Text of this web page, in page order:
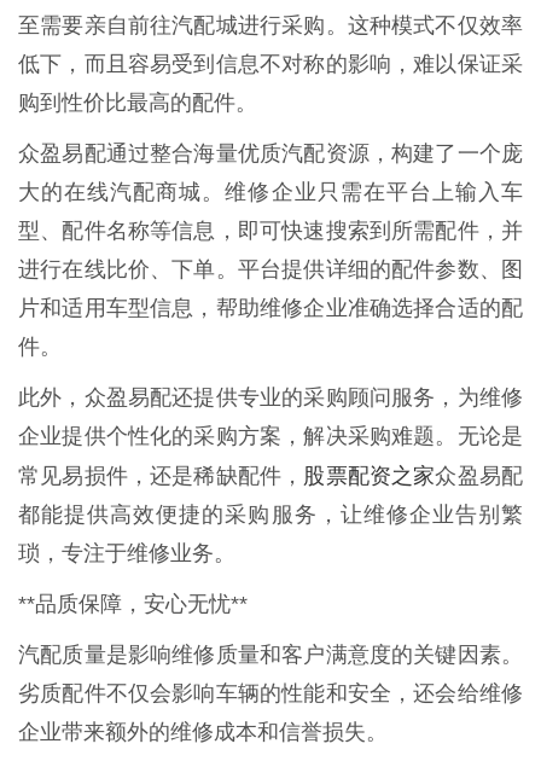
至需要亲自前往汽配城进行采购。这种模式不仅效率
低下，而且容易受到信息不对称的影响，难以保证采
购到性价比最高的配件。
众盈易配通过整合海量优质汽配资源，构建了一个庞
大的在线汽配商城。维修企业只需在平台上输入车
型、配件名称等信息，即可快速搜索到所需配件，并
进行在线比价、下单。平台提供详细的配件参数、图
片和适用车型信息，帮助维修企业准确选择合适的配
件。
此外，众盈易配还提供专业的采购顾问服务，为维修
企业提供个性化的采购方案，解决采购难题。无论是
常见易损件，还是稀缺配件， 股票配资之家众盈易配
都能提供高效便捷的采购服务，让维修企业告别繁
琐，专注于维修业务。
**品质保障，安心无忧**
汽配质量是影响维修质量和客户满意度的关键因素。
劣质配件不仅会影响车辆的性能和安全，还会给维修
企业带来额外的维修成本和信誉损失。